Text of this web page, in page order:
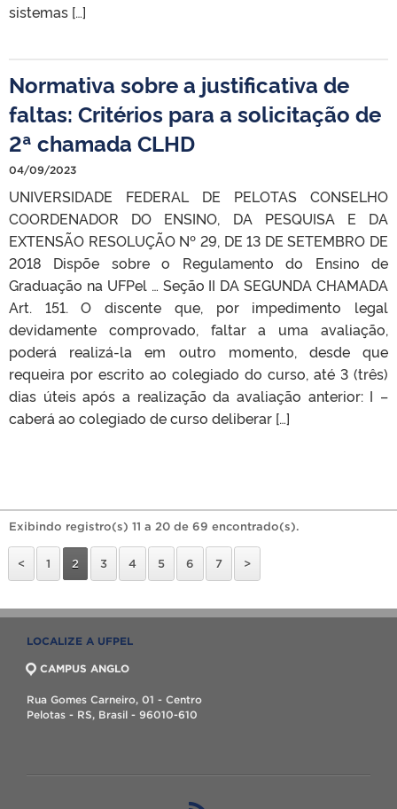
sistemas […]
Normativa sobre a justificativa de
faltas: Critérios para a solicitação de
2ª chamada CLHD
04/09/2023
UNIVERSIDADE FEDERAL DE PELOTAS CONSELHO
COORDENADOR DO ENSINO, DA PESQUISA E DA
EXTENSÃO RESOLUÇÃO Nº 29, DE 13 DE SETEMBRO DE
2018 Dispõe sobre o Regulamento do Ensino de
Graduação na UFPel … Seção II DA SEGUNDA CHAMADA
Art. 151. O discente que, por impedimento legal
devidamente comprovado, faltar a uma avaliação,
poderá realizá-la em outro momento, desde que
requeira por escrito ao colegiado do curso, até 3 (três)
dias úteis após a realização da avaliação anterior: I –
caberá ao colegiado de curso deliberar […]
Exibindo registro(s) 11 a 20 de 69 encontrado(s).
< 1 2 3 4 5 6 7 >
LOCALIZE A UFPEL
CAMPUS ANGLO
Rua Gomes Carneiro, 01 - Centro
Pelotas - RS, Brasil - 96010-610